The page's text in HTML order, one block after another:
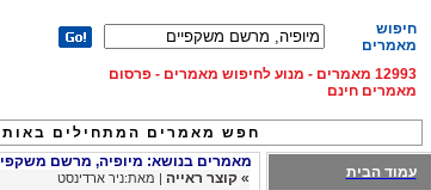
חיפוש
מאמרים
12993 מאמרים - מנוע לחיפוש מאמרים - פרסום
מאמרים חינם
חפש מאמרים המתחילים
עמוד הבית
מאמרים בנושא: מיופיה, מרשם
» קוצר ראייה | מאת:ניר ארדינסט